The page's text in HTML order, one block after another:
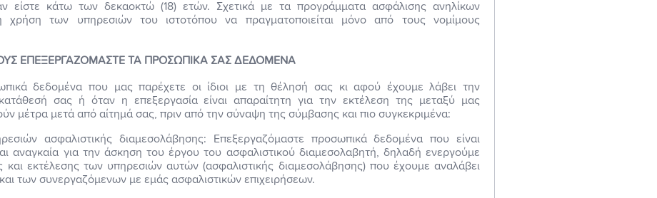
είστε κάτω των δεκαοκτώ (18) ετών. Σχετικά με τα προγράμματα ασφάλισης ανηλίκων
χρήση των υπηρεσιών του ιστοτόπου να πραγματοποιείται μόνο από τους νομίμους
ΕΠΕΞΕΡΓΑΖΟΜΑΣΤΕ ΤΑ ΠΡΟΣΩΠΙΚΑ ΣΑΣ ΔΕΔΟΜΕΝΑ
δεδομένα που μας παρέχετε οι ίδιοι με τη θέλησή σας κι αφού έχουμε λάβει την
σας ή όταν η επεξεργασία είναι απαραίτητη για την εκτέλεση της μεταξύ μας
μέτρα μετά από αίτημά σας, πριν από την σύναψη της σύμβασης και πιο συγκεκριμένα:
ασφαλιστικής διαμεσολάβησης: Επεξεργαζόμαστε προσωπικά δεδομένα που είναι
αναγκαία για την άσκηση του έργου του ασφαλιστικού διαμεσολαβητή, δηλαδή ενεργούμε
και εκτέλεσης των υπηρεσιών αυτών (ασφαλιστικής διαμεσολάβησης) που έχουμε αναλάβει
των συνεργαζόμενων με εμάς ασφαλιστικών επιχειρήσεων.